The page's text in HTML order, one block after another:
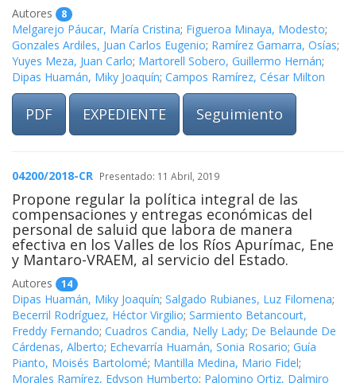
Autores 8
Melgarejo Páucar, María Cristina; Figueroa Minaya, Modesto;
Gonzales Ardiles, Juan Carlos Eugenio; Ramírez Gamarra, Osías;
Yuyes Meza, Juan Carlo; Martorell Sobero, Guillermo Hernán;
Dipas Huamán, Miky Joaquín; Campos Ramírez, César Milton
PDF EXPEDIENTE Seguimiento
04200/2018-CR Presentado: 11 Abril, 2019
Propone regular la política integral de las
compensaciones y entregas económicas del
personal de saluid que labora de manera
efectiva en los Valles de los Ríos Apurímac, Ene
y Mantaro-VRAEM, al servicio del Estado.
Autores 14
Dipas Huamán, Miky Joaquín; Salgado Rubianes, Luz Filomena;
Becerril Rodríguez, Héctor Virgilio; Sarmiento Betancourt,
Freddy Fernando; Cuadros Candia, Nelly Lady; De Belaunde De
Cárdenas, Alberto; Echevarría Huamán, Sonia Rosario; Guía
Pianto, Moisés Bartolomé; Mantilla Medina, Mario Fidel;
Morales Ramírez, Edyson Humberto; Palomino Ortiz, Dalmiro